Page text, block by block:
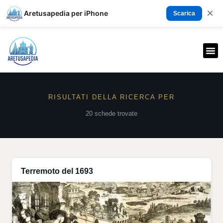
Aretusapedia per iPhone Scarica ×
RISULTATI DELLA RICERCA PER
20 schede trovate
Terremoto del 1693